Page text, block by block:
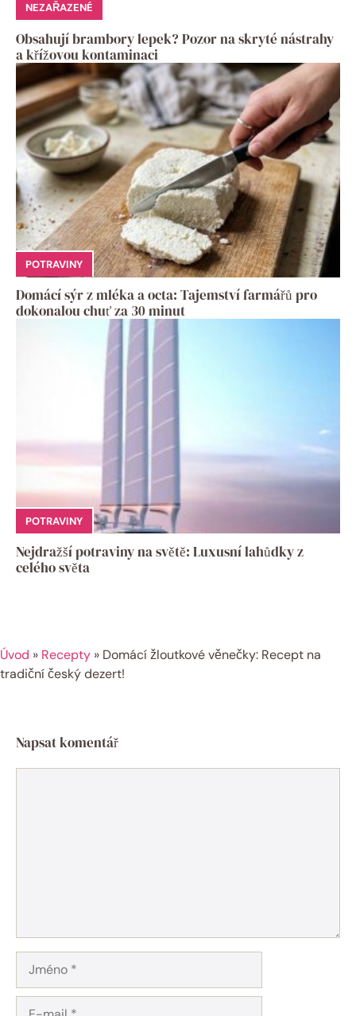
NEZAŘAZENÉ
Obsahují brambory lepek? Pozor na skryté nástrahy
a křížovou kontaminaci
POTRAVINY
Domácí sýr z mléka a octa: Tajemství farmářů pro
dokonalou chuť za 30 minut
POTRAVINY
Nejdražší potraviny na světě: Luxusní lahůdky z
celého světa
Úvod » Recepty » Domácí žloutkové věnečky: Recept na
tradiční český dezert!
Napsat komentář
Jméno